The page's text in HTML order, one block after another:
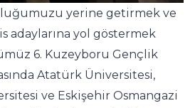
yerine getirmek ve
adaylarına yol göstermek
6. Kuzeyboru Gençlik
Atatürk Üniversitesi,
ve Eskişehir Osmangazi